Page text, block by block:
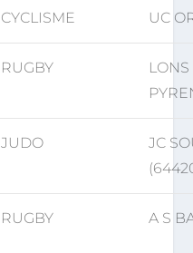
CYCLISME UC
RUGBY
JUDO
JC
RUGBY A S